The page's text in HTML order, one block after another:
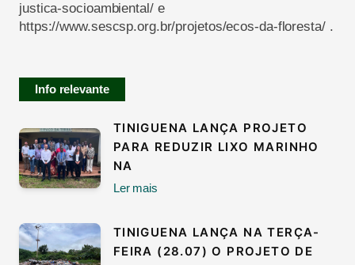
justica-socioambiental/ e
https://www.sescsp.org.br/projetos/ecos-da-floresta/ .
Info relevante
TINIGUENA LANÇA PROJETO
PARA REDUZIR LIXO MARINHO
NA
Ler mais
TINIGUENA LANÇA NA TERÇA-
FEIRA (28.07) O PROJETO DE